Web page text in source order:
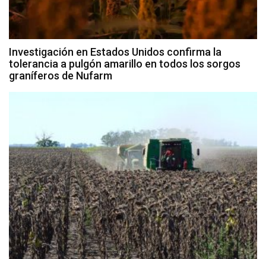
Investigación en Estados Unidos confirma la
tolerancia a pulgón amarillo en todos los sorgos
graníferos de Nufarm